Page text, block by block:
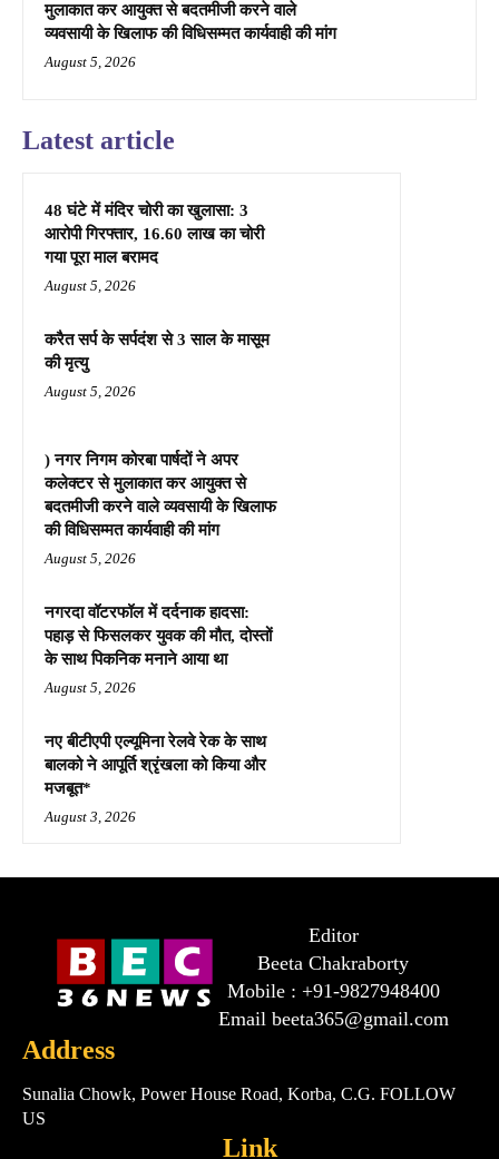
मुलाकात कर आयुक्त से बदतमीजी करने वाले
व्यवसायी के खिलाफ की विधिसम्मत कार्यवाही की मांग
August 5, 2026
Latest article
48 घंटे में मंदिर चोरी का खुलासा: 3
आरोपी गिरफ्तार, 16.60 लाख का चोरी
गया पूरा माल बरामद
August 5, 2026
करैत सर्प के सर्पदंश से 3 साल के मासूम
की मृत्यु
August 5, 2026
) नगर निगम कोरबा पार्षदों ने अपर
कलेक्टर से मुलाकात कर आयुक्त से
बदतमीजी करने वाले व्यवसायी के खिलाफ
की विधिसम्मत कार्यवाही की मांग
August 5, 2026
नगरदा वॉटरफॉल में दर्दनाक हादसा:
पहाड़ से फिसलकर युवक की मौत, दोस्तों
के साथ पिकनिक मनाने आया था
August 5, 2026
नए बीटीएपी एल्यूमिना रेलवे रेक के साथ
बालको ने आपूर्ति श्रृंखला को किया और
मजबूत*
August 3, 2026
Editor
Beeta Chakraborty
Mobile : +91-9827948400
Email beeta365@gmail.com
Address
Sunalia Chowk, Power House Road, Korba, C.G. FOLLOW
US
Link